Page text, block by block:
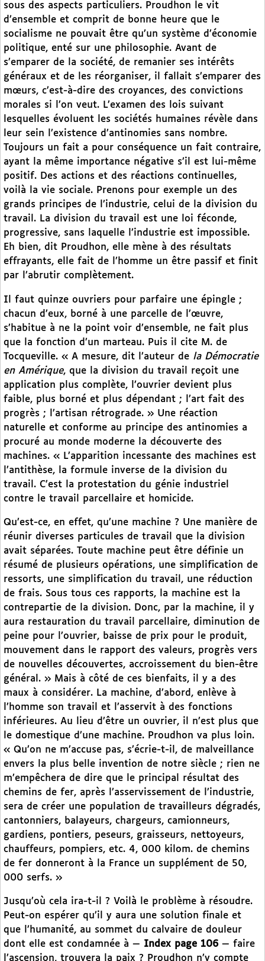
sous des aspects particuliers. Proudhon le vit
d’ensemble et comprit de bonne heure que le
socialisme ne pouvait être qu’un système d’économie
politique, enté sur une philosophie. Avant de
s’emparer de la société, de remanier ses intérêts
généraux et de les réorganiser, il fallait s’emparer des
mœurs, c’est-à-dire des croyances, des convictions
morales si l’on veut. L’examen des lois suivant
lesquelles évoluent les sociétés humaines révèle dans
leur sein l’existence d’antinomies sans nombre.
Toujours un fait a pour conséquence un fait contraire,
ayant la même importance négative s’il est lui-même
positif. Des actions et des réactions continuelles,
voilà la vie sociale. Prenons pour exemple un des
grands principes de l’industrie, celui de la division du
travail. La division du travail est une loi féconde,
progressive, sans laquelle l’industrie est impossible.
Eh bien, dit Proudhon, elle mène à des résultats
effrayants, elle fait de l’homme un être passif et finit
par l’abrutir complètement.
Il faut quinze ouvriers pour parfaire une épingle ;
chacun d’eux, borné à une parcelle de l’œuvre,
s’habitue à ne la point voir d’ensemble, ne fait plus
que la fonction d’un marteau. Puis il cite M. de
Tocqueville. « A mesure, dit l’auteur de la Démocratie
en Amérique, que la division du travail reçoit une
application plus complète, l’ouvrier devient plus
faible, plus borné et plus dépendant ; l’art fait des
progrès ; l’artisan rétrograde. » Une réaction
naturelle et conforme au principe des antinomies a
procuré au monde moderne la découverte des
machines. « L’apparition incessante des machines est
l’antithèse, la formule inverse de la division du
travail. C’est la protestation du génie industriel
contre le travail parcellaire et homicide.
Qu’est-ce, en effet, qu’une machine ? Une manière de
réunir diverses particules de travail que la division
avait séparées. Toute machine peut être définie un
résumé de plusieurs opérations, une simplification de
ressorts, une simplification du travail, une réduction
de frais. Sous tous ces rapports, la machine est la
contrepartie de la division. Donc, par la machine, il y
aura restauration du travail parcellaire, diminution de
peine pour l’ouvrier, baisse de prix pour le produit,
mouvement dans le rapport des valeurs, progrès vers
de nouvelles découvertes, accroissement du bien-être
général. » Mais à côté de ces bienfaits, il y a des
maux à considérer. La machine, d’abord, enlève à
l’homme son travail et l’asservit à des fonctions
inférieures. Au lieu d’être un ouvrier, il n’est plus que
le domestique d’une machine. Proudhon va plus loin.
« Qu’on ne m’accuse pas, s’écrie-t-il, de malveillance
envers la plus belle invention de notre siècle ; rien ne
m’empêchera de dire que le principal résultat des
chemins de fer, après l’asservissement de l’industrie,
sera de créer une population de travailleurs dégradés,
cantonniers, balayeurs, chargeurs, camionneurs,
gardiens, pontiers, peseurs, graisseurs, nettoyeurs,
chauffeurs, pompiers, etc. 4, 000 kilom. de chemins
de fer donneront à la France un supplément de 50,
000 serfs. »
Jusqu’où cela ira-t-il ? Voilà le problème à résoudre.
Peut-on espérer qu’il y aura une solution finale et
que l’humanité, au sommet du calvaire de douleur
dont elle est condamnée à — Index page 106 — faire
l’ascension, trouvera la paix ? Proudhon n’y compte